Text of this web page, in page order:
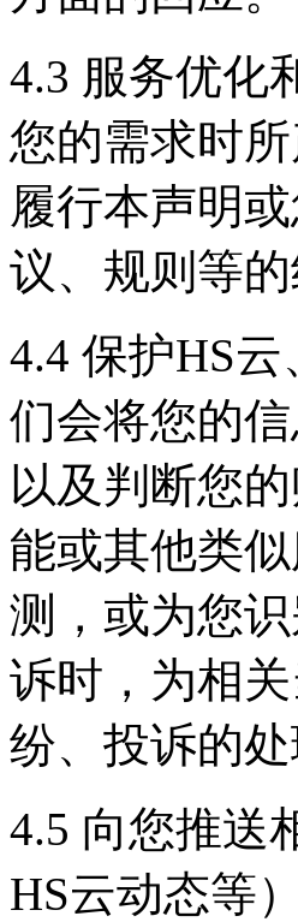
4.3 服务优化
您的需求时
履行本声明
议、规则等的
4.4 保护HS
们会将您的
以及判断您
能或其他类
测，或为您
诉时，为相
纷、投诉的
4.5 向您推送
HS云动态等